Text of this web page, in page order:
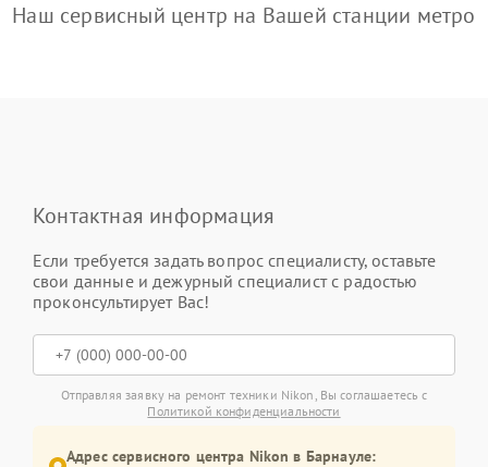
Наш сервисный центр на Вашей станции метро
Контактная информация
Если требуется задать вопрос специалисту, оставьте
свои данные и дежурный специалист с радостью
проконсультирует Вас!
Отправляя заявку на ремонт техники Nikon, Вы соглашаетесь с
Политикой конфиденциальности
Адрес сервисного центра Nikon в Барнауле: